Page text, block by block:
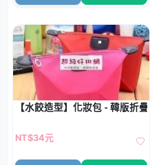
【水餃造型】化妝包 - 韓版折
NT$34元